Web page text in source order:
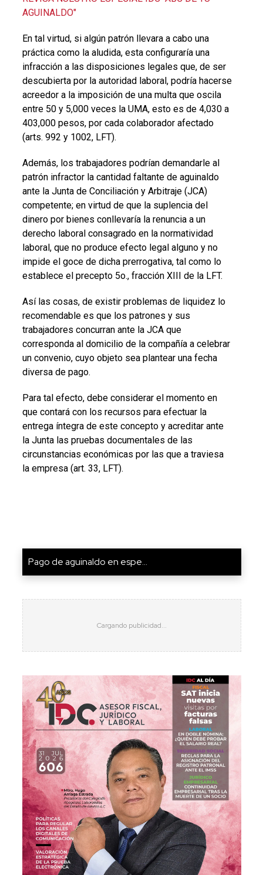
AGUINALDO"
En tal virtud, si algún patrón llevara a cabo una
práctica como la aludida, esta configuraría una
infracción a las disposiciones legales que, de ser
descubierta por la autoridad laboral, podría hacerse
acreedor a la imposición de una multa que oscila
entre 50 y 5,000 veces la UMA, esto es de 4,030 a
403,000 pesos, por cada colaborador afectado
(arts. 992 y 1002, LFT).
Además, los trabajadores podrían demandarle al
patrón infractor la cantidad faltante de aguinaldo
ante la Junta de Conciliación y Arbitraje (JCA)
competente; en virtud de que la suplencia del
dinero por bienes conllevaría la renuncia a un
derecho laboral consagrado en la normatividad
laboral, que no produce efecto legal alguno y no
impide el goce de dicha prerrogativa, tal como lo
establece el precepto 5o., fracción XIII de la LFT.
Así las cosas, de existir problemas de liquidez lo
recomendable es que los patrones y sus
trabajadores concurran ante la JCA que
corresponda al domicilio de la compañía a celebrar
un convenio, cuyo objeto sea plantear una fecha
diversa de pago.
Para tal efecto, debe considerar el momento en
que contará con los recursos para efectuar la
entrega íntegra de este concepto y acreditar ante
la Junta las pruebas documentales de las
circunstancias económicas por las que a traviesa
la empresa (art. 33, LFT).
Pago de aguinaldo en espe...